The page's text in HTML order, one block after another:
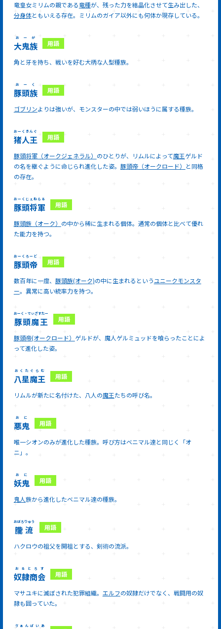
竜皇女ミリムの親である竜種が、残った力を結晶化させて生み出した、
分身体ともいえる存在。ミリムのガイア以外にも何体か現存している。
大鬼族
おーが
角と牙を持ち、戦いを好む大柄な人型種族。
豚頭族
おーく
ゴブリンよりは強いが、モンスターの中では弱いほうに属する種族。
猪人王
おーくきんぐ
豚頭将軍（オークジェネラル） のひとりが、リムルによって魔王ゲルド
の名を継ぐように命じられ進化した姿。 豚頭帝（オークロード） と同格
の存在。
豚頭将軍
おーくじぇねらる
豚頭族（オーク） の中から稀に生まれる個体。通常の個体と比べて優れ
た能力を持つ。
豚頭帝
おーくろーど
数百年に一度、 豚頭族(オーク)の中に生まれるというユニークモンスタ
ー。異常に高い統率力を持つ。
豚頭魔王
おーく・でぃざすたー
豚頭帝(オークロード） ゲルドが、魔人ゲルミュッドを喰らったことによ
って進化した姿。
八星魔王
おくたぐらむ
リムルが新たに名付けた、八人の魔王たちの呼び名。
悪鬼
おに
唯一シオンのみが進化した種族。呼び方はベニマル達と同じく「オ
ニ」。
妖鬼
おに
鬼人族から進化したベニマル達の種族。
朧流
おぼろりゅう
ハクロウの祖父を開祖とする、剣術の流派。
奴隷商会
おるとろす
マサユキに滅ぼされた犯罪組織。 エルフの奴隷だけでなく、戦闘用の奴
隷も囲っていた。
ゔぁんぱいあ